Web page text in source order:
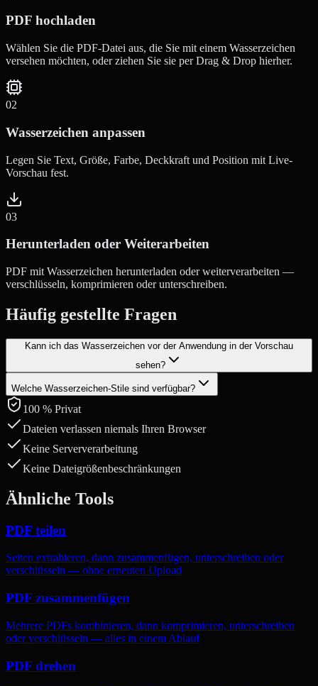
PDF hochladen
Wählen Sie die PDF-Datei aus, die Sie mit einem Wasserzeichen
versehen möchten, oder ziehen Sie sie per Drag & Drop hierher.
02
Wasserzeichen anpassen
Legen Sie Text, Größe, Farbe, Deckkraft und Position mit Live-
Vorschau fest.
03
Herunterladen oder Weiterarbeiten
PDF mit Wasserzeichen herunterladen oder weiterverarbeiten —
verschlüsseln, komprimieren oder unterschreiben.
Häufig gestellte Fragen
Kann ich das Wasserzeichen vor der Anwendung in der Vorschau
sehen?
Ja. Sie sehen eine Live-Vorschau des Wasserzeichens auf Ihren
PDF-Seiten, während Sie die Einstellungen anpassen.
Welche Wasserzeichen-Stile sind verfügbar?
Sie können Text, Schriftgröße, Farbe, Deckkraft und Position
(diagonal oder mittig) anpassen. Das Wasserzeichen wird auf allen
Seiten angewendet.
100 % Privat
Dateien verlassen niemals Ihren Browser
Keine Serververarbeitung
Keine Dateigrößenbeschränkungen
Ähnliche Tools
PDF teilen
Seiten extrahieren, dann zusammenfügen, unterschreiben oder
verschlüsseln — ohne erneuten Upload
PDF zusammenfügen
Mehrere PDFs kombinieren, dann komprimieren, unterschreiben
oder verschlüsseln — alles in einem Ablauf
PDF drehen